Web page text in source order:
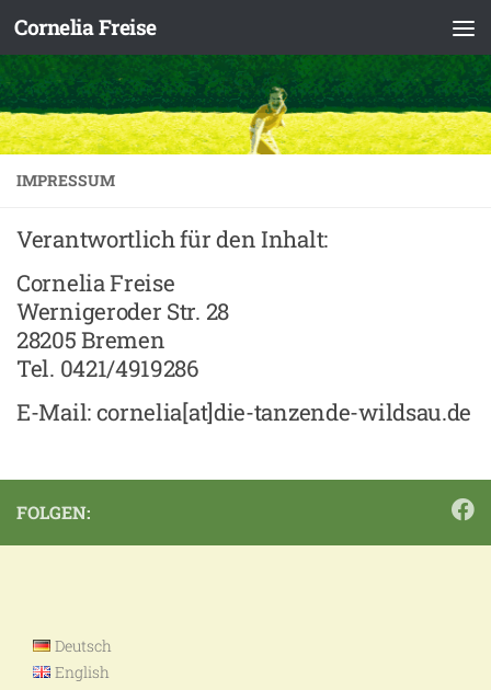
Zum Inhalt springen
Cornelia Freise
IMPRESSUM
Verantwortlich für den Inhalt:
Cornelia Freise
Wernigeroder Str. 28
28205 Bremen
Tel. 0421/4919286
E-Mail: cornelia[at]die-tanzende-wildsau.de
FOLGEN:
Deutsch
English